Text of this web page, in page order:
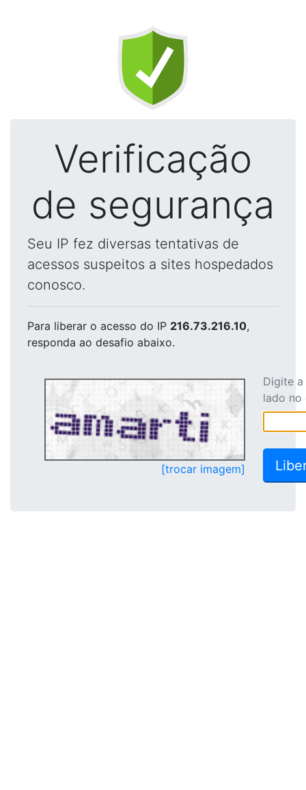
Verificação
de segurança
Seu IP fez diversas tentativas de
acessos suspeitos a sites hospedados
conosco.
Para liberar o acesso do IP 216.73.216.10,
responda ao desafio abaixo.
[trocar imagem]
Digite
lado no